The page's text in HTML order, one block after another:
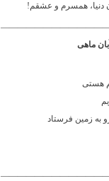
دنیا، همسرم و عشقم!
ماهی
هستی
به زمین فرستاد